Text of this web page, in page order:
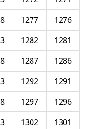
1276
1277
1281
1282
1286
1287
1291
1292
1296
1297
1301
1302